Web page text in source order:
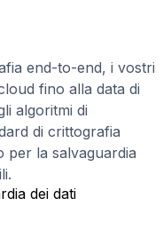
end-to-end, i vostri
fino alla data di
algoritmi di
di crittografia
per la salvaguardia
dei dati